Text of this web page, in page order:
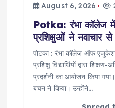
August 6, 2026
Potka: रंभा कॉलेज में
प्रशिक्षुओं ने नवाचार
पोटका : रंभा कॉलेज ऑफ
प्रशिक्षु विद्यार्थियों द्वारा
प्रदर्शनी का आयोजन किया
बचन ने किया। उन्होंने…